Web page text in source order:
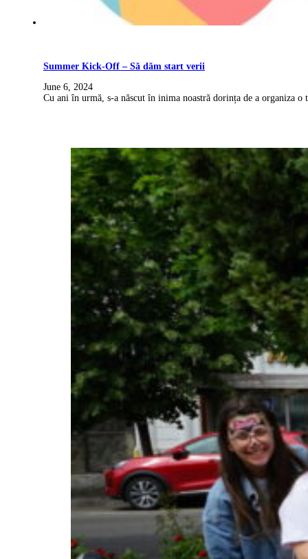
Summer Kick-Off – Să dăm start verii
June 6, 2024
Cu ani în urmă, s-a născut în inima noastră dorința de a organiza